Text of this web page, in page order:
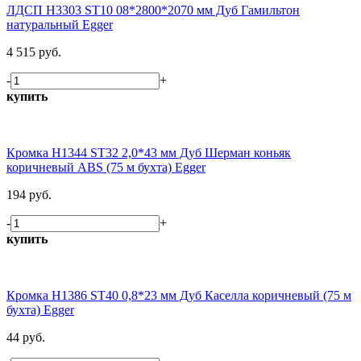
ЛДСП H3303 ST10 08*2800*2070 мм Дуб Гамильтон
натуральный Egger
4 515 руб.
-
+
купить
Кромка H1344 ST32 2,0*43 мм Дуб Шерман коньяк
коричневый ABS (75 м бухта) Egger
194 руб.
-
+
купить
Кромка H1386 ST40 0,8*23 мм Дуб Каселла коричневый (75 м
бухта) Egger
44 руб.